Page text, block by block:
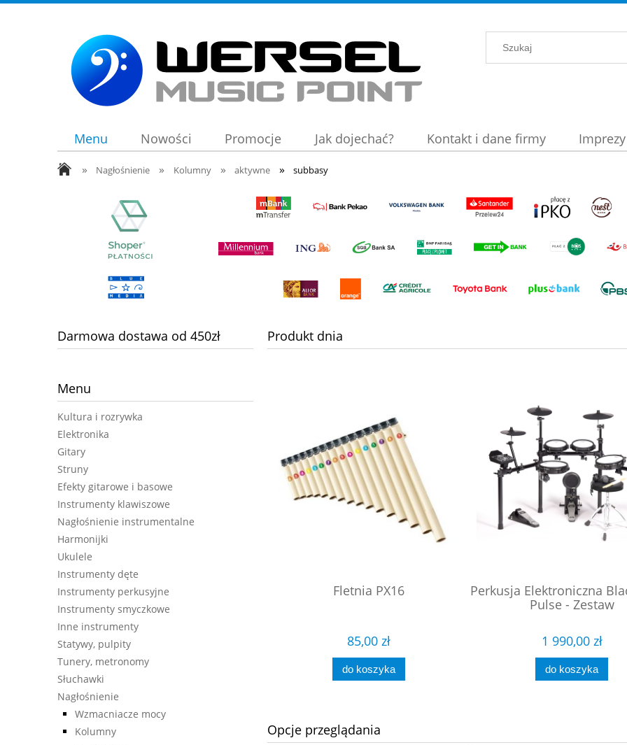
Menu Nowości Promocje Jak dojechać? Kontakt i dane firmy Imprezy
» Nagłośnienie » Kolumny » aktywne » subbasy
Darmowa dostawa od 450zł
Menu
Kultura i rozrywka
Elektronika
Gitary
Struny
Efekty gitarowe i basowe
Instrumenty klawiszowe
Nagłośnienie instrumentalne
Harmonijki
Ukulele
Instrumenty dęte
Instrumenty perkusyjne
Instrumenty smyczkowe
Inne instrumenty
Statywy, pulpity
Tunery, metronomy
Słuchawki
Nagłośnienie
Wzmacniacze mocy
Kolumny
Produkt dnia
JOYO DC30 combo gitarowe
do koszyka
Fletnia PX16
85,00 zł
do koszyka
Perkusja Elektroniczna
Pulse - Zestaw
1 990,00 zł
do koszyka
Opcje przeglądania